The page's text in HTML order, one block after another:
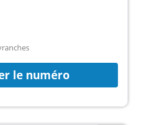
le numéro